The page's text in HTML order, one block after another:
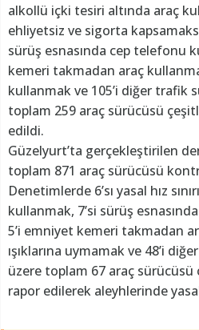
alkollü içki tesiri altında araç
ehliyetsiz ve sigorta
sürüş esnasında cep telefonu
kemeri takmadan araç
kullanmak ve 105’i diğer trafik
toplam 259 araç sürücüsü
edildi.
Güzelyurt’ta gerçekleştirilen
toplam 871 araç sürücüsü
Denetimlerde 6’sı yasal hız
kullanmak, 7’si sürüş
5’i emniyet kemeri takmadan
ışıklarına uymamak ve 48’i
üzere toplam 67 araç
rapor edilerek aleyhlerinde